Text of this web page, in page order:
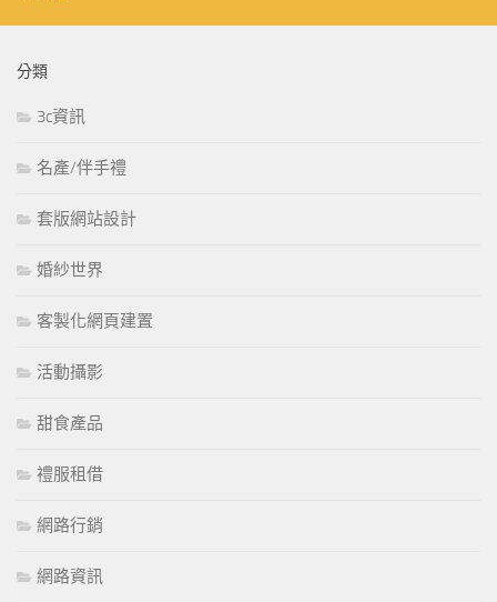
分類
3c資訊
名產/伴手禮
套版網站設計
婚紗世界
客製化網頁建置
活動攝影
甜食產品
禮服租借
網路行銷
網路資訊